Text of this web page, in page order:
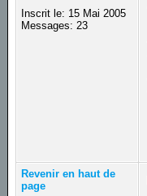
Inscrit le: 15 Mai 2005
Messages: 23
Revenir en haut de
page